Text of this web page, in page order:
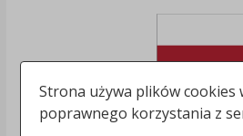
Strona używa plików cookies
poprawnego korzystania z